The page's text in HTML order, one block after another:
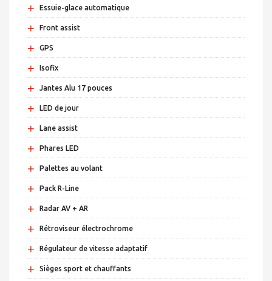
+ Essuie-glace automatique
+ Front assist
+ GPS
+ Isofix
+ Jantes Alu 17 pouces
+ LED de jour
+ Lane assist
+ Phares LED
+ Palettes au volant
+ Pack R-Line
+ Radar AV + AR
+ Rétroviseur électrochrome
+ Régulateur de vitesse adaptatif
+ Sièges sport et chauffants